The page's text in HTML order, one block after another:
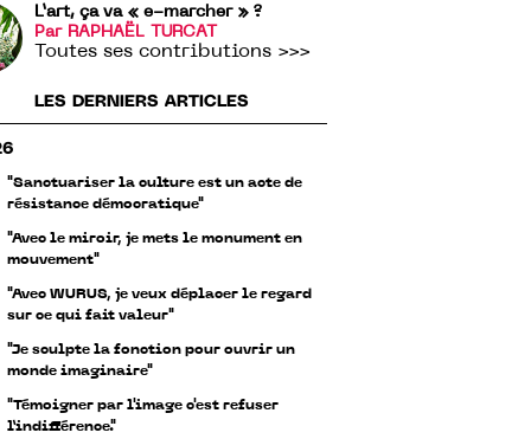
L’art, ça va « e-marcher » ?
Par RAPHAËL TURCAT
Toutes ses contributions >>>
LES DERNIERS ARTICLES
"Sanctuariser la culture est un acte de
résistance démocratique"
"Avec le miroir, je mets le monument en
mouvement"
"Avec WURUS, je veux déplacer le regard
sur ce qui fait valeur"
"Je sculpte la fonction pour ouvrir un
monde imaginaire"
"Témoigner par l'image c'est refuser
l’indifférence."